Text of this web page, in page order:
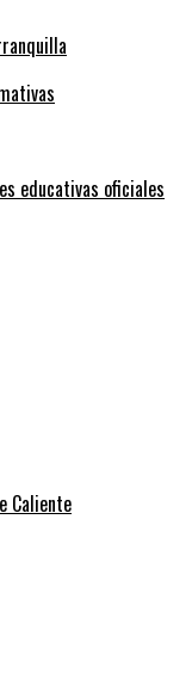
educativas oficiales
Caliente